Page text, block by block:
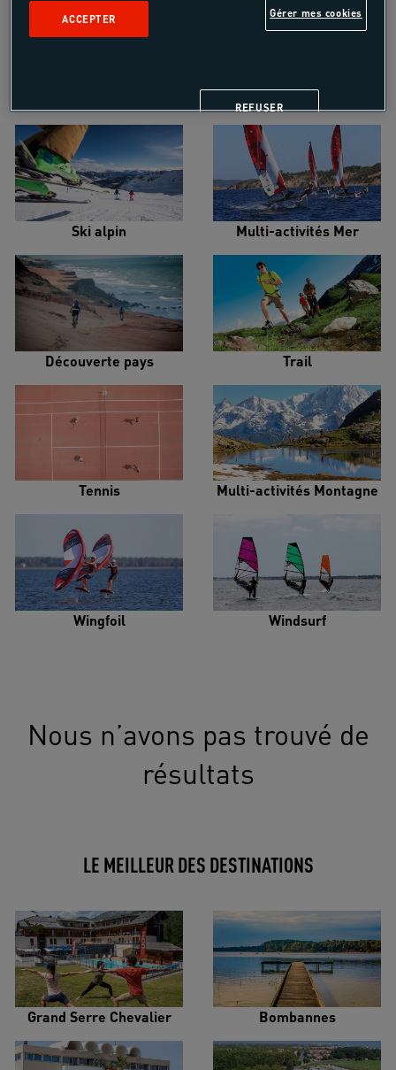
Snowboard
Ski alpin Multi-activités Mer
Découverte pays Trail
Tennis Multi-activités Montagne
Wingfoil Windsurf
Nous n’avons pas trouvé de
résultats
LE MEILLEUR DES DESTINATIONS
Grand Serre Chevalier Bombannes
Gérer mes cookies
REFUSER
ACCEPTER